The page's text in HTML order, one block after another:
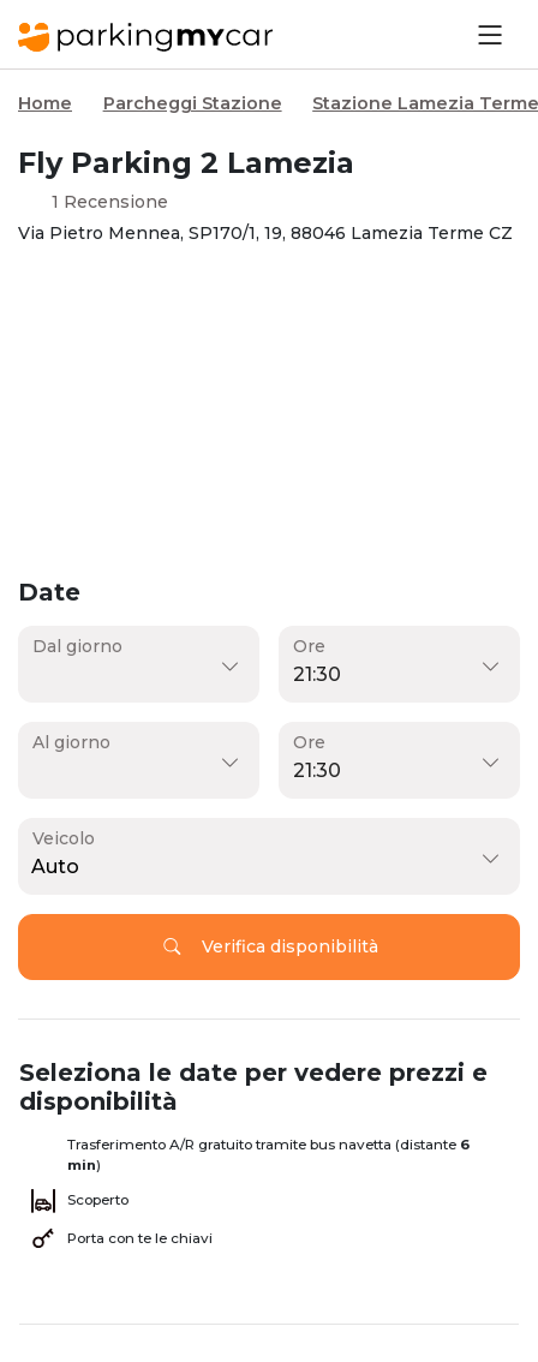
Home Parcheggi Stazione Stazione Lamezia
Fly Parking 2 Lamezia
1 Recensione
Via Pietro Mennea, SP170/1, 19, 88046 Lamezia Terme CZ
Date
Dal giorno Ore
Al giorno Ore
Veicolo
Auto
Verifica disponibilità
Seleziona le date per vedere prezzi e
disponibilità
Trasferimento A/R gratuito tramite bus navetta (distante 6
min)
Scoperto
Porta con te le chiavi